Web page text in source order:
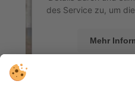
des Service zu, um
Mehr